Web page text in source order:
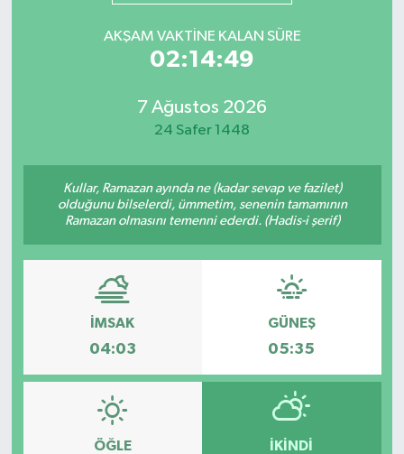
AKŞAM VAKTINE KALAN SÜRE
02:14:49
7 Ağustos 2026
24 Safer 1448
Kullar, Ramazan ayında ne (kadar sevap ve fazilet)
olduğunu bilselerdi, ümmetim, senenin tamamının
Ramazan olmasını temenni ederdi. (Hadis-i şerif)
İMSAK
04:03
GÜNEŞ
05:35
ÖĞLE İKINDI
Mevzuat